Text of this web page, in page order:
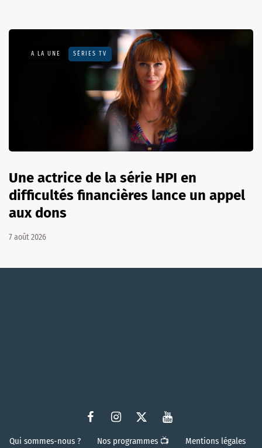
A LA UNE SÉRIES TV
Une actrice de la série HPI en
difficultés financières lance un appel
aux dons
7 août 2026
Qui sommes-nous ? Nos programmes 📺 Mentions légales